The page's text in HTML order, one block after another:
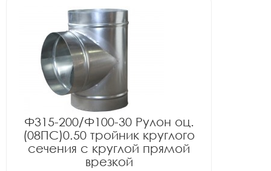
Ф315-200/Ф100-30 Рулон оц.
(08ПС)0.50 тройник круглого
сечения с круглой прямой
врезкой